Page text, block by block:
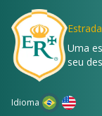
Uma
seu
Idioma